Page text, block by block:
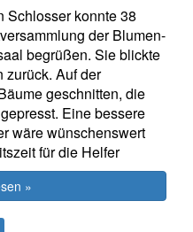
Schlosser konnte 38
der Blumen-
begrüßen. Sie blickte
zurück. Auf der
geschnitten, die
Eine bessere
wäre wünschenswert
für die Helfer
»